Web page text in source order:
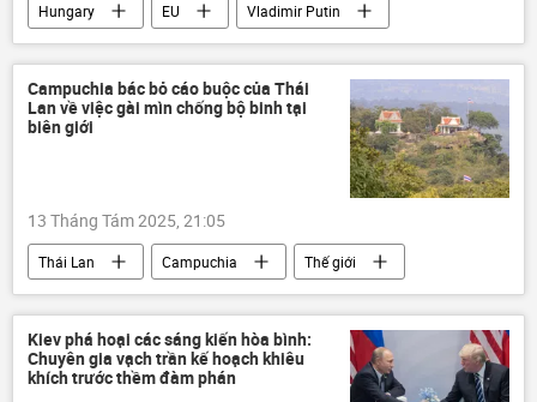
Hungary EU
Vladimir Putin
Chính trị
Thế giới
quan hệ
Chuyến thăm của ông Vladimir Putin tới Trung Quốc năm 2025
Donald Trump
Alaska
Ukraina
Campuchia bác bỏ cáo buộc của Thái
Lan về việc gài mìn chống bộ binh tại
biên giới
13 Tháng Tám 2025, 21:05
Thái Lan Campuchia
Thế giới
Chính trị
quan hệ
Quân sự
xung đột quân sự
Malaysia
Kuala Lumpur
Kiev phá hoại các sáng kiến hòa bình:
Chuyên gia vạch trần kế hoạch khiêu
khích trước thềm đàm phán